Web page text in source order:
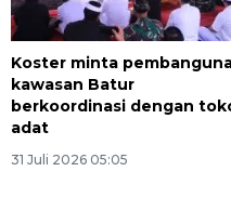
Koster minta
kawasan Batur
berkoordinasi dengan
adat
31 Juli 2026 05:05